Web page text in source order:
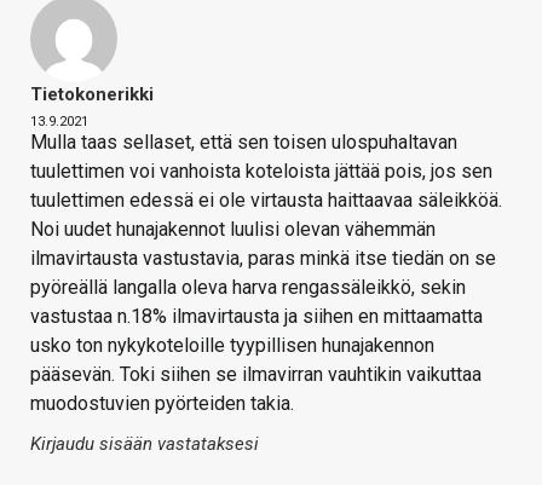
Tietokonerikki
13.9.2021
Mulla taas sellaset, että sen toisen ulospuhaltavan
tuulettimen voi vanhoista koteloista jättää pois, jos sen
tuulettimen edessä ei ole virtausta haittaavaa säleikköä.
Noi uudet hunajakennot luulisi olevan vähemmän
ilmavirtausta vastustavia, paras minkä itse tiedän on se
pyöreällä langalla oleva harva rengassäleikkö, sekin
vastustaa n.18% ilmavirtausta ja siihen en mittaamatta
usko ton nykykoteloille tyypillisen hunajakennon
pääsevän. Toki siihen se ilmavirran vauhtikin vaikuttaa
muodostuvien pyörteiden takia.
Kirjaudu sisään vastataksesi